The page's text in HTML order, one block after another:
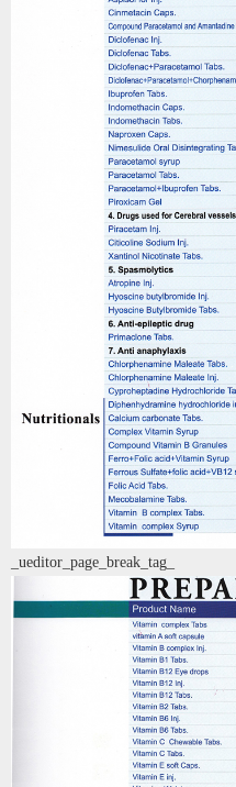
_ueditor_page_break_tag_